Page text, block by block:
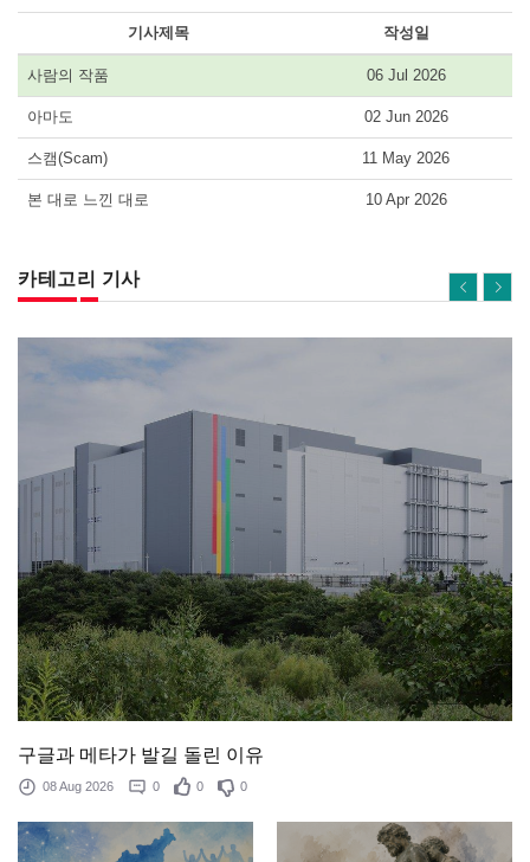
기사제목 작성일
사람의 작품 06 Jul 2026
아마도 02 Jun 2026
스캠(Scam) 11 May 2026
본 대로 느낀 대로 10 Apr 2026
카테고리 기사
구글과 메타가 발길 돌린 이유
08 Aug 2026 0 0 0